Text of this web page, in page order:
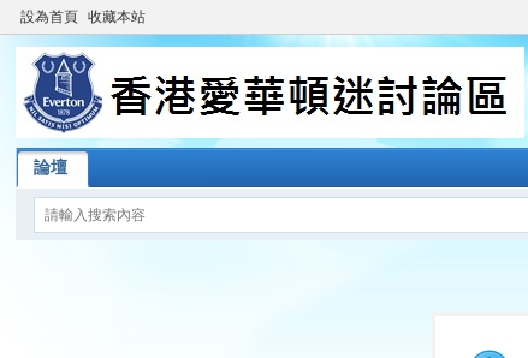
設為首頁 收藏本站
論壇